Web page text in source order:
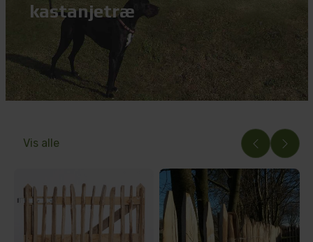
kastanjetræ
Vis alle